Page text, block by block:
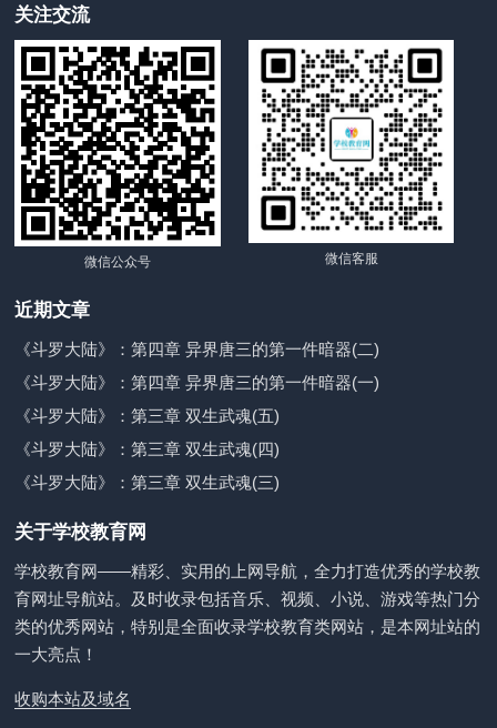
关注交流
微信公众号 微信客服
近期文章
《斗罗大陆》：第四章 异界唐三的第一件暗器(二)
《斗罗大陆》：第四章 异界唐三的第一件暗器(一)
《斗罗大陆》：第三章 双生武魂(五)
《斗罗大陆》：第三章 双生武魂(四)
《斗罗大陆》：第三章 双生武魂(三)
关于学校教育网
学校教育网——精彩、实用的上网导航，全力打造优秀的学校教
育网址导航站。及时收录包括音乐、视频、小说、游戏等热门分
类的优秀网站，特别是全面收录学校教育类网站，是本网址站的
一大亮点！
收购本站及域名